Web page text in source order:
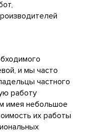
и мы часто
частного
работу
имея небольшое
их работы